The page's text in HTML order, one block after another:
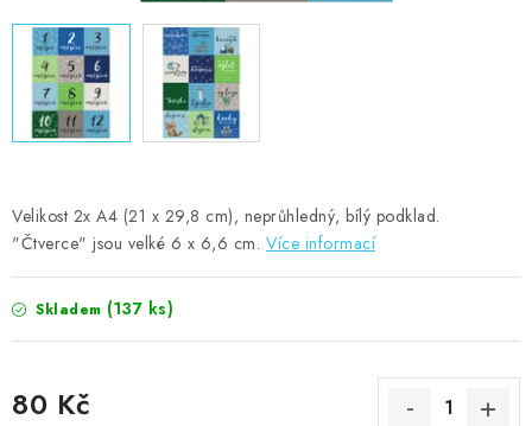
Velikost 2x A4 (21 x 29,8 cm), neprůhledný, bílý podklad.
"Čtverce" jsou velké 6 x 6,6 cm. Více informací
Skladem (137 ks)
80 Kč